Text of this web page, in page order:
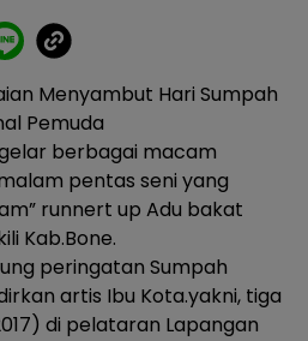
Menyambut Hari Sumpah
Pemuda
berbagai macam
pentas seni yang
runnert up Adu bakat
Kab.Bone.
peringatan Sumpah
artis Ibu Kota.yakni, tiga
di pelataran Lapangan